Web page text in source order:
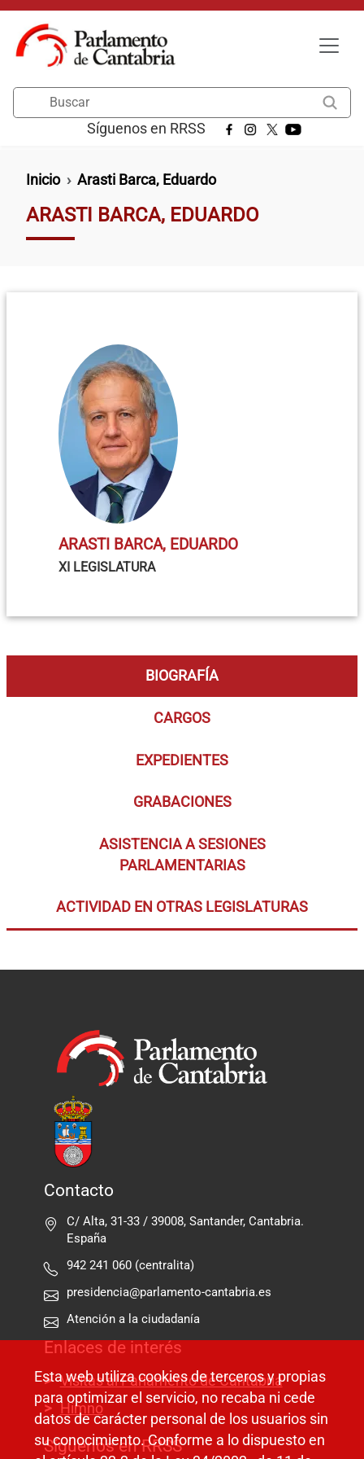
Pasar al contenido principal
Síguenos en RRSS
Ruta de navegación
Inicio Arasti Barca, Eduardo
ARASTI BARCA, EDUARDO
ARASTI BARCA, EDUARDO
XI LEGISLATURA
BIOGRAFÍA
CARGOS
EXPEDIENTES
GRABACIONES
ASISTENCIA A SESIONES
PARLAMENTARIAS
ACTIVIDAD EN OTRAS LEGISLATURAS
Contacto
C/ Alta, 31-33 / 39008, Santander, Cantabria.
España
942 241 060 (centralita)
presidencia@parlamento-cantabria.es
Atención a la ciudadanía
Enlaces de interés
Visitas al Parlamento de Cantabria
Himno
Síguenos en RRSS
Esta web utiliza cookies de terceros y propias
para optimizar el servicio, no recaba ni cede
datos de carácter personal de los usuarios sin
su conocimiento. Conforme a lo dispuesto en